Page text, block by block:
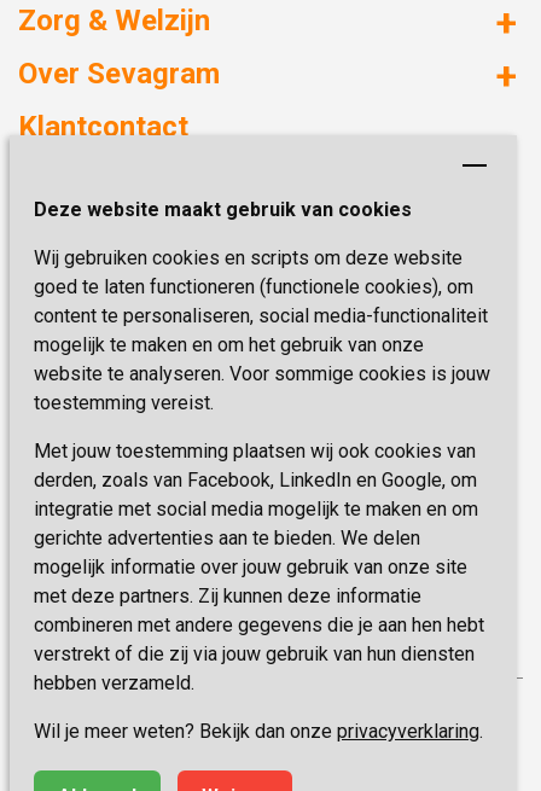
Deze website maakt gebruik van cookies
Wij gebruiken cookies en scripts om deze website
goed te laten functioneren (functionele cookies), om
content te personaliseren, social media-functionaliteit
mogelijk te maken en om het gebruik van onze
website te analyseren. Voor sommige cookies is jouw
toestemming vereist.
Met jouw toestemming plaatsen wij ook cookies van
derden, zoals van Facebook, LinkedIn en Google, om
integratie met social media mogelijk te maken en om
gerichte advertenties aan te bieden. We delen
mogelijk informatie over jouw gebruik van onze site
met deze partners. Zij kunnen deze informatie
combineren met andere gegevens die je aan hen hebt
verstrekt of die zij via jouw gebruik van hun diensten
hebben verzameld.
Wil je meer weten? Bekijk dan onze privacyverklaring.
Zorg & Welzijn
Huizen met zorg
Onze specialiteiten
Over Sevagram
Duurzaamheid
Kwaliteit & Klantbeleving
Missie & Visie
Vastgoed
Innovatie
Klantcontact
6419 PB Heerlen
Telefoon:0900 777 4 777
E-mail:zorgbemiddeling@sevagram.nl
Schrijf je nu in!
Blijf op de hoogte van de laatste activiteiten en
nieuwtjes met onze nieuwsbrief
INSCHRIJVEN
Disclaimer